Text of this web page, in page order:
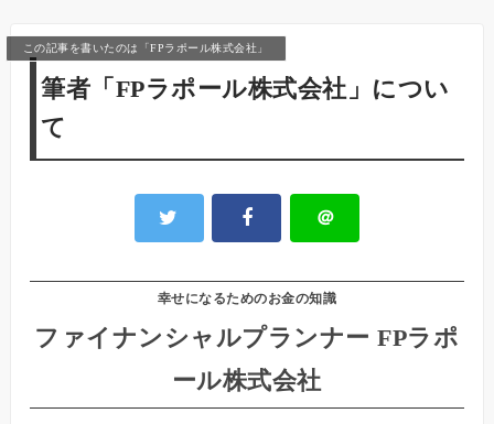
この記事を書いたのは「FPラポール株式会社」
筆者「FPラポール株式会社」につい
て
＠
幸せになるためのお金の知識
ファイナンシャルプランナー FPラポ
ール株式会社